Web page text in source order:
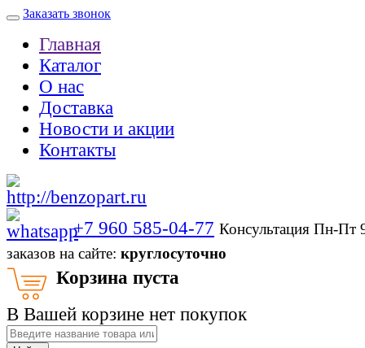
Заказать звонок
Главная
Каталог
О нас
Доставка
Новости и акции
Контакты
+7 960 585-04-77 Консультация Пн-
заказов на сайте: круглосуточно
Корзина пуста
В Вашей корзине нет покупок